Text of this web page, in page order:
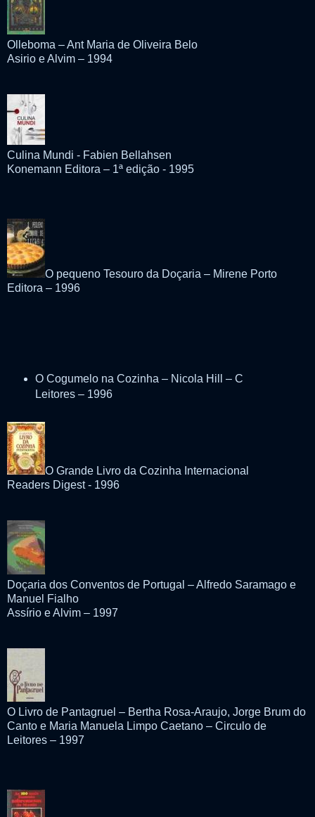
Olleboma – Ant Maria de Oliveira Belo
Asirio e Alvim – 1994
Culina Mundi - Fabien Bellahsen
Konemann Editora – 1ª edição - 1995
O pequeno Tesouro da Doçaria – Mirene Porto
Editora – 1996
O Cogumelo na Cozinha – Nicola Hill – C
Leitores – 1996
O Grande Livro da Cozinha Internacional
Readers Digest - 1996
Doçaria dos Conventos de Portugal – Alfredo Saramago e
Manuel Fialho
Assírio e Alvim – 1997
O Livro de Pantagruel – Bertha Rosa-Araujo, Jorge Brum do
Canto e Maria Manuela Limpo Caetano – Circulo de
Leitores – 1997